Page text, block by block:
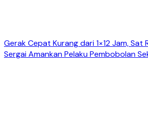
Gerak Cepat Kurang dari 1×12 Jam, Sat
Sergai Amankan Pelaku Pembobolan